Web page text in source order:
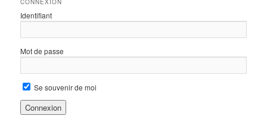
CONNEXION
Identifiant
Mot de passe
Se souvenir de moi